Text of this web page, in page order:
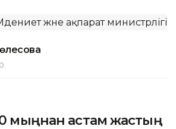
және ақпарат министрлігі
мыңнан астам жастың